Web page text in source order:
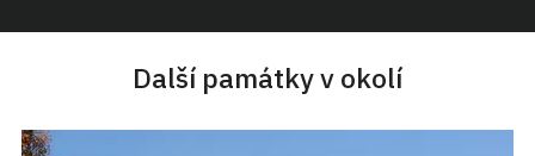
Další památky v okolí